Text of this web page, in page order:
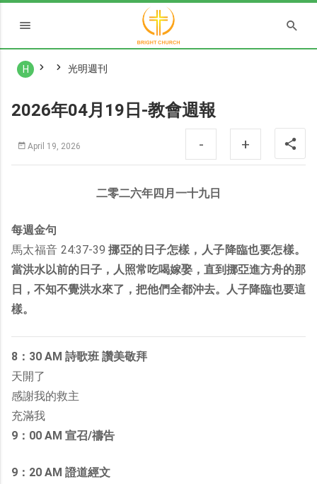
H 光明週刊
2026年04月19日-教會週報
April 19, 2026 - +
二零二六年四月一十九日
每週金句
馬太福音 24:37-39挪亞的日子怎樣，人子降臨也要怎樣。
當洪水以前的日子，人照常吃喝嫁娶，直到挪亞進方舟的那
日，不知不覺洪水來了，把他們全都沖去。人子降臨也要這
樣。
8：30 AM 詩歌班 讚美敬拜
天開了
感謝我的救主
充滿我
9：00 AM 宣召/禱告
9：20 AM 證道經文